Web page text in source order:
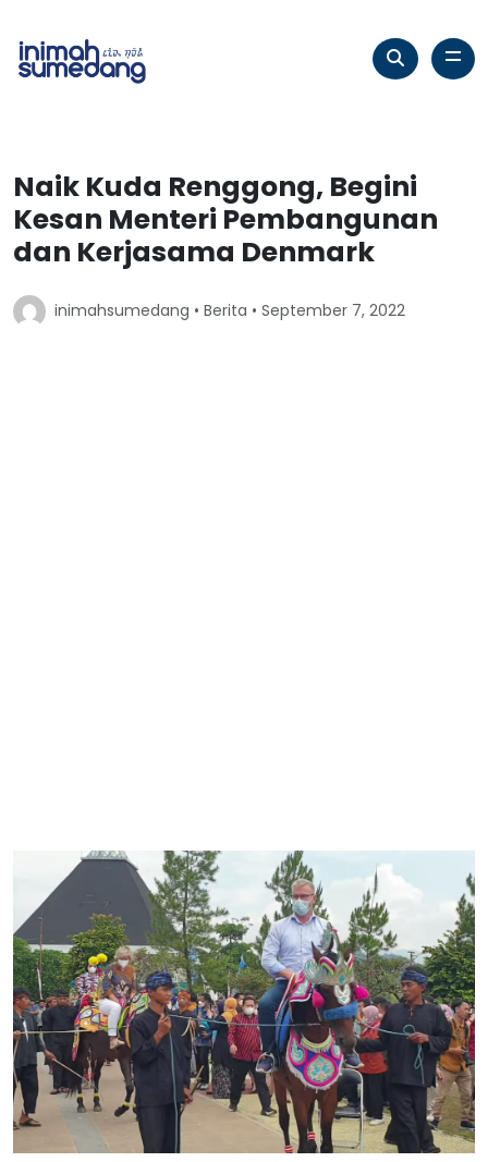
Naik Kuda Renggong, Begini
Kesan Menteri Pembangunan
dan Kerjasama Denmark
inimahsumedang • Berita • September 7, 2022